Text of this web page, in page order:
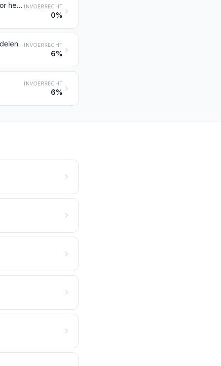
Kabels, strengen en dergelijke artikelen, van aluminium, niet geïsoleerd voor het geleiden van elektriciteit INVOERRECHT
0%
Keukengerei, toiletartikelen, huishoudelijke en sanitaire artikelen, alsmede delen daarvan, van aluminium; sponsen, schuurlappen, schuurhandjes en dergelijke artikelen voor het schuren, voor het polijsten of voor dergelijke doeleinden, van aluminiumINVOERRECHT
6%
INVOERRECHT
6%